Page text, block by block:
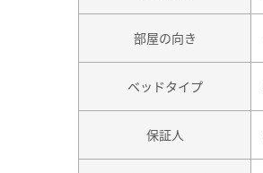
部屋の向き
ベッドタイプ
保証人